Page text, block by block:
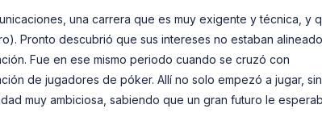
una carrera que es muy exigente y técnica, y
Pronto descubrió que sus intereses no estaban
Fue en ese mismo periodo cuando se cruzó con
de jugadores de póker. Allí no solo empezó a jugar,
muy ambiciosa, sabiendo que un gran futuro le